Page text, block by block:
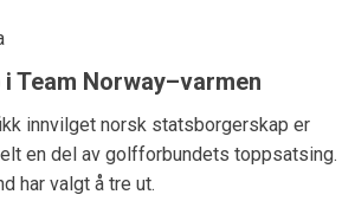
Team Norway–varmen
innvilget norsk statsborgerskap er
en del av golfforbundets toppsatsing.
har valgt å tre ut.